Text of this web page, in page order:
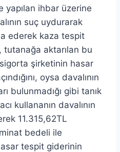
yapılan ihbar üzerine
suç uydurarak
ederek kaza tespit
tutanağa aktarılan bu
şirketinin hasar
oysa davalının
bulunmadığı gibi tanık
kullananın davalının
11.315,62TL
bedeli ile
tespit giderinin